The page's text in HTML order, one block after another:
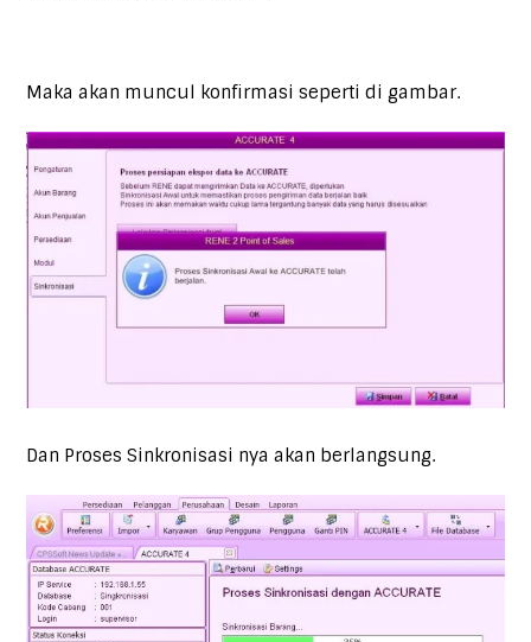
Maka akan muncul konfirmasi seperti di gambar.
Dan Proses Sinkronisasi nya akan berlangsung.